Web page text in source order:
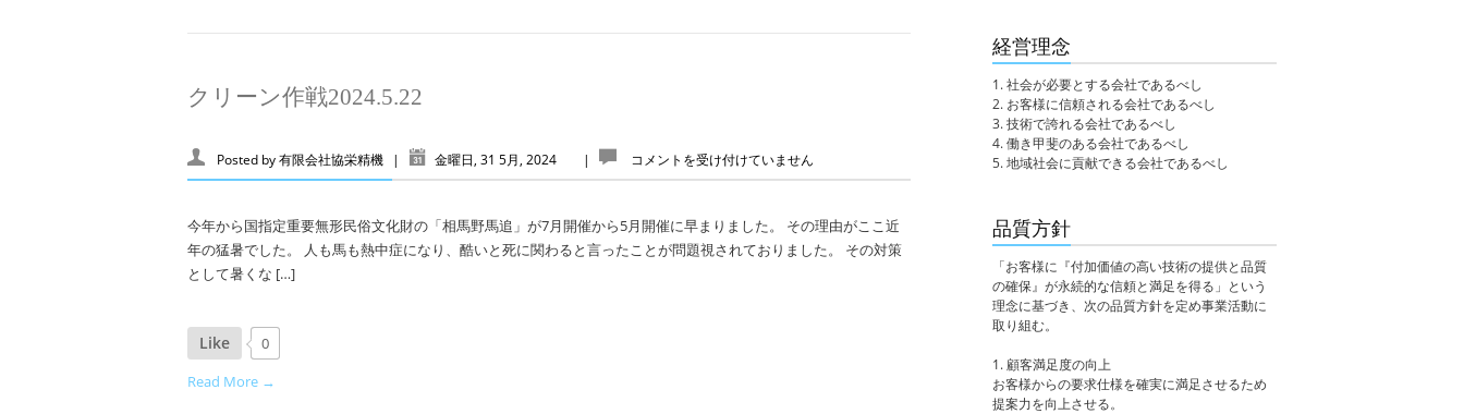
クリーン作戦2024.5.22
Posted by有限会社協栄精機 | 金曜日, 31 5月, 2024 | コメントを受け付けていません
今年から国指定重要無形民俗文化財の「相馬野馬追」が7月開催から5月開催に早まりました。 その理由がここ近
年の猛暑でした。 人も馬も熱中症になり、酷いと死に関わると言ったことが問題視されておりました。 その対策
として暑くな […]
Like
0
Read More →
経営理念
1. 社会が必要とする会社であるべし
2. お客様に信頼される会社であるべし
3. 技術で誇れる会社であるべし
4. 働き甲斐のある会社であるべし
5. 地域社会に貢献できる会社であるべし
品質方針
「お客様に『付加価値の高い技術の提供と品質
の確保』が永続的な信頼と満足を得る」という
理念に基づき、次の品質方針を定め事業活動に
取り組む。
1. 顧客満足度の向上
お客様からの要求仕様を確実に満足させるため
提案力を向上させる。